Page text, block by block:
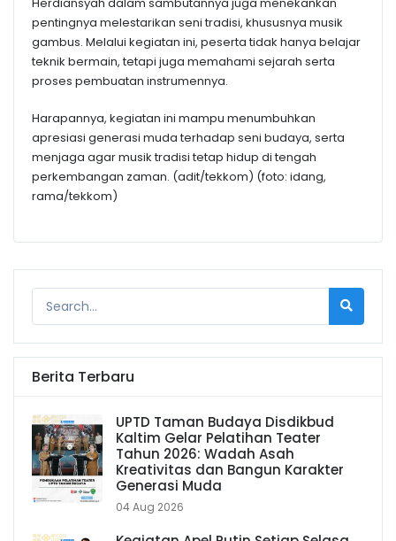
pentingnya melestarikan seni tradisi, khususnya musik
gambus. Melalui kegiatan ini, peserta tidak hanya belajar
teknik bermain, tetapi juga memahami sejarah serta
proses pembuatan instrumennya.
Harapannya, kegiatan ini mampu menumbuhkan
apresiasi generasi muda terhadap seni budaya, serta
menjaga agar musik tradisi tetap hidup di tengah
perkembangan zaman. (adit/tekkom) (foto: idang,
rama/tekkom)
Berita Terbaru
UPTD Taman Budaya Disdikbud
Kaltim Gelar Pelatihan Teater
Tahun 2026: Wadah Asah
Kreativitas dan Bangun Karakter
Generasi Muda
04 Aug 2026